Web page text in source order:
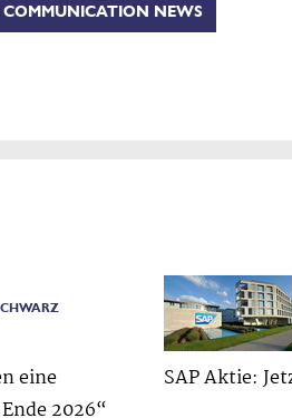
COMMUNICATION NEWS
eine
2026“
SAP Aktie: